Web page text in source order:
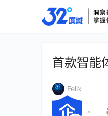
首款智能
Felix
•